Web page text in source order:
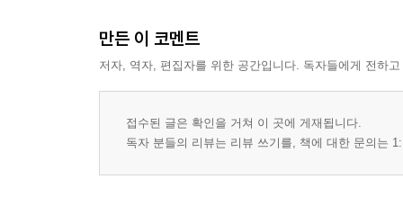
만든 이 코멘트
저자, 역자, 편집자를 위한 공간입니다. 독자들에게 전하
접수된 글은 확인을 거쳐 이 곳에 게재됩니다.
독자 분들의 리뷰는 리뷰 쓰기를, 책에 대한 문의는